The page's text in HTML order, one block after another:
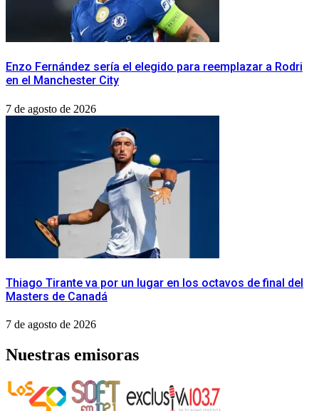
Enzo Fernández sería el elegido para reemplazar a Rodri
en el Manchester City
7 de agosto de 2026
Thiago Tirante va por un lugar en los octavos de final del
Masters de Canadá
7 de agosto de 2026
Nuestras emisoras